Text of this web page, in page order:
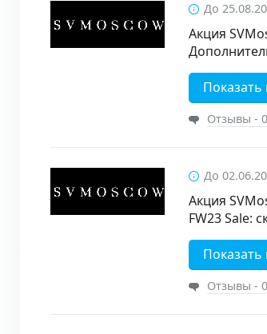
До
Акция
Показать
Отзывы - 0
До
Акция
FW23 Sale:
Показать
Отзывы - 0